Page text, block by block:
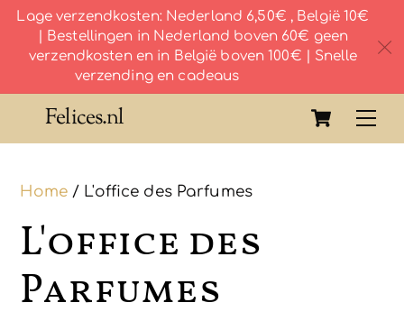
Lage verzendkosten: Nederland 6,50€ , België 10€
| Bestellingen in Nederland boven 60€ geen
verzendkosten en in België boven 100€ | Snelle
verzending en cadeaus
c
Cart
Felices.nl
Home/ L'office des Parfumes
L'office des
Parfumes